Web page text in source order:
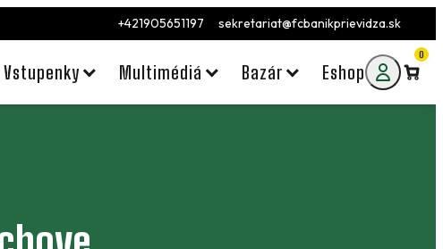
+421905651197 sekretariat@fcbanikprievidza.sk
Vstupenky Multimédiá Bazár Eshop
0